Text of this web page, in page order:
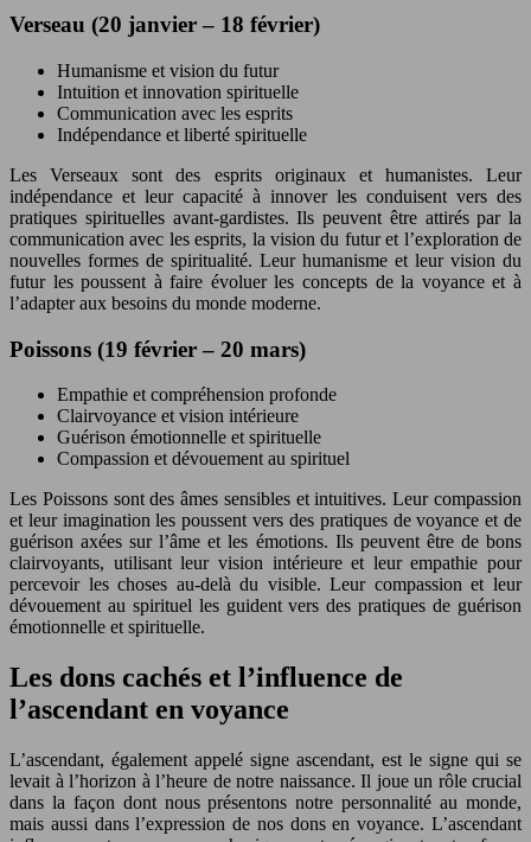
Verseau (20 janvier – 18 février)
Humanisme et vision du futur
Intuition et innovation spirituelle
Communication avec les esprits
Indépendance et liberté spirituelle
Les Verseaux sont des esprits originaux et humanistes. Leur
indépendance et leur capacité à innover les conduisent vers des
pratiques spirituelles avant-gardistes. Ils peuvent être attirés par la
communication avec les esprits, la vision du futur et l’exploration de
nouvelles formes de spiritualité. Leur humanisme et leur vision du
futur les poussent à faire évoluer les concepts de la voyance et à
l’adapter aux besoins du monde moderne.
Poissons (19 février – 20 mars)
Empathie et compréhension profonde
Clairvoyance et vision intérieure
Guérison émotionnelle et spirituelle
Compassion et dévouement au spirituel
Les Poissons sont des âmes sensibles et intuitives. Leur compassion
et leur imagination les poussent vers des pratiques de voyance et de
guérison axées sur l’âme et les émotions. Ils peuvent être de bons
clairvoyants, utilisant leur vision intérieure et leur empathie pour
percevoir les choses au-delà du visible. Leur compassion et leur
dévouement au spirituel les guident vers des pratiques de guérison
émotionnelle et spirituelle.
Les dons cachés et l’influence de
l’ascendant en voyance
L’ascendant, également appelé signe ascendant, est le signe qui se
levait à l’horizon à l’heure de notre naissance. Il joue un rôle crucial
dans la façon dont nous présentons notre personnalité au monde,
mais aussi dans l’expression de nos dons en voyance. L’ascendant